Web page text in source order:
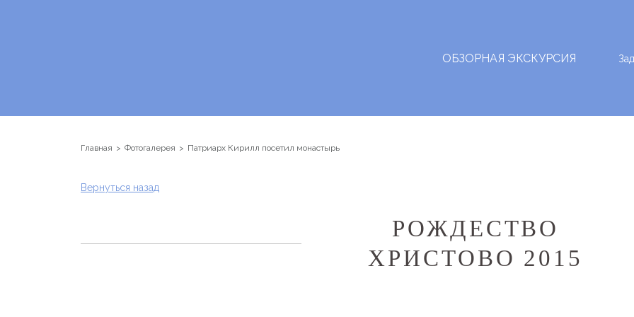
ОБЗОРНАЯ ЭКСКУРСИЯ
Главная Фотогалерея Патриарх Кирилл посетил монастырь
Вернуться назад
РОЖДЕСТВО
ХРИСТОВО 2015